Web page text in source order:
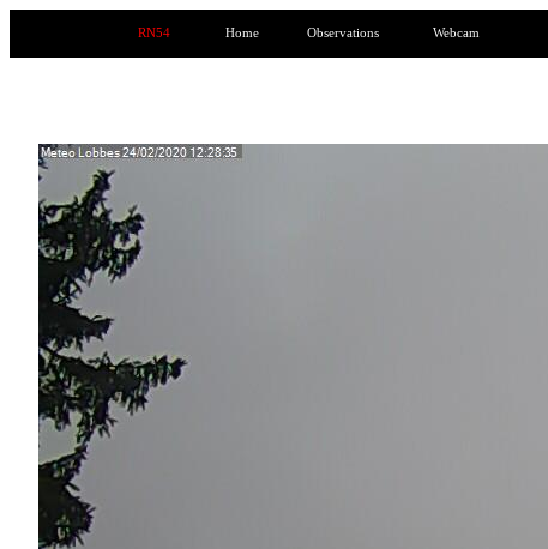
RN54 Home Observations Webcam